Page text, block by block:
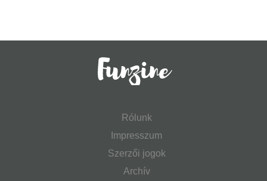
Rólunk
Impresszum
Szerzői jogok
Archív